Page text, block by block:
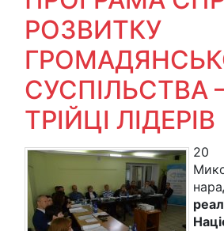
РОЗВИТКУ
СУСПІЛЬСТВА
ТРІЙЦІ ЛІДЕРІВ